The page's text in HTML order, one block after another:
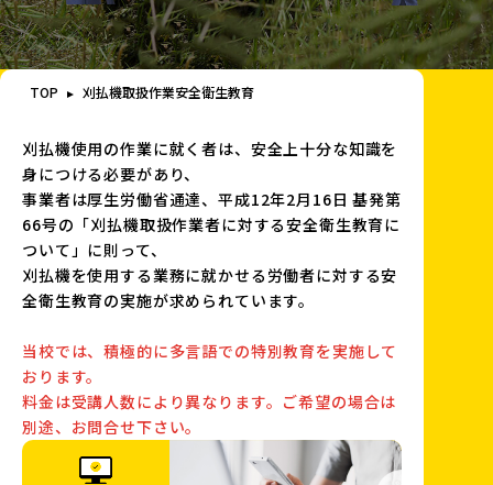
TOP 刈払機取扱作業安全衛生教育
刈払機使用の作業に就く者は、安全上十分な知識を
身につける必要があり、
事業者は厚生労働省通達、平成12年2月16日 基発第
66号の「刈払機取扱作業者に対する安全衛生教育に
ついて」に則って、
刈払機を使用する業務に就かせる労働者に対する安
全衛生教育の実施が求められています。
当校では、積極的に多言語での特別教育を実施して
おります。
料金は受講人数により異なります。ご希望の場合は
別途、お問合せ下さい。